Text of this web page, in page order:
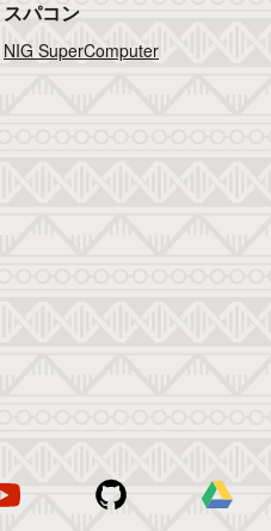
スパコン
NIG SuperComputer